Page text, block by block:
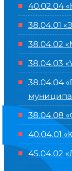
40.02.04
38.04.01
38.04.02
38.04.03
38.04.04
38.04.08
40.04.01
45.04.02